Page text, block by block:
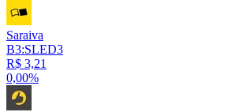
Saraiva
B3:SLED3
R$ 3,21
0,00%